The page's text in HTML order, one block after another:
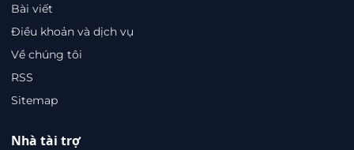
Bài viết
Điều khoản và dịch vụ
Về chúng tôi
RSS
Sitemap
Nhà tài trợ